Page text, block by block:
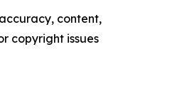
content,
copyright issues